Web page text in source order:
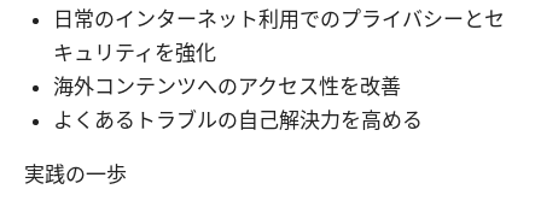
日常のインターネット利用でのプライバシーとセ
キュリティを強化
海外コンテンツへのアクセス性を改善
よくあるトラブルの自己解決力を高める
実践の一歩